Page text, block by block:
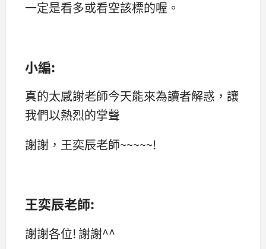
一定是看多或看空該標的喔。
小編:
真的太感謝老師今天能來為讀者解惑，讓
我們以熱烈的掌聲
謝謝，王奕辰老師~~~~~!
王奕辰老師:
謝謝各位! 謝謝^^